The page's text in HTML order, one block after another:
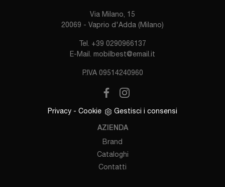
Via Milano, 15
20069 - Vaprio d'Adda (Milano)
Tel. +39 0290966137
E-Mail. mobilbest@email.it
P.IVA 09514240960
Privacy - Cookie Gestisci i consensi
AZIENDA
Brand
Cataloghi
Contatti